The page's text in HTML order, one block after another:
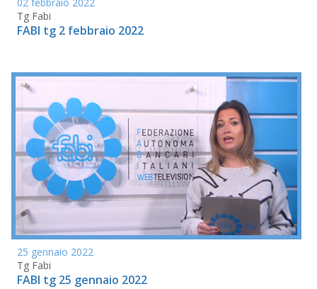
Tg Fabi
FABI tg 2 febbraio 2022
25 gennaio 2022
Tg Fabi
FABI tg 25 gennaio 2022